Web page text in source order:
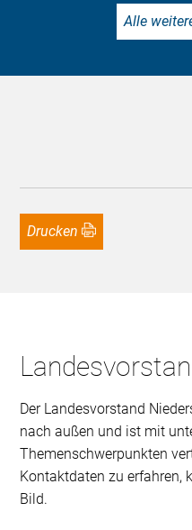
Alle
Drucken
Der Landesvorstand
nach außen und ist mit
Themenschwerpunkten
Kontaktdaten zu erfahren,
Bild.